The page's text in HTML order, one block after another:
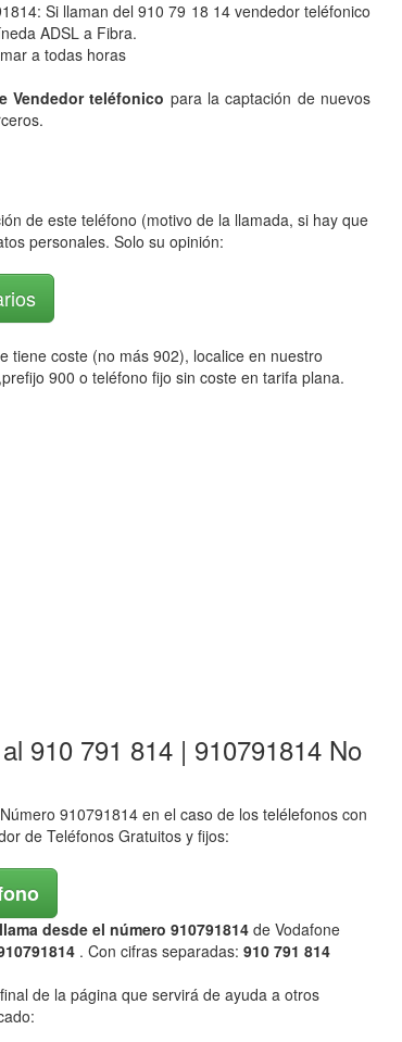
Si llaman del 910 79 18 14 vendedor teléfonico
ADSL a Fibra.
a todas horas
Vendedor teléfonico para la captación de nuevos
de este teléfono (motivo de la llamada, si hay que
personales. Solo su opinión:
tiene coste (no más 902), localice en nuestro
,prefijo 900 o teléfono fijo sin coste en tarifa plana.
910 791 814 | 910791814 No
910791814 en el caso de los telélefonos con
de Teléfonos Gratuitos y fijos:
desde el número 910791814 de Vodafone
. Con cifras separadas: 910 791 814
de la página que servirá de ayuda a otros